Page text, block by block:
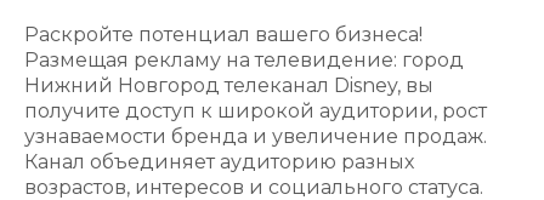
Раскройте потенциал вашего бизнеса!
Размещая рекламу на телевидение: город
Нижний Новгород телеканал Disney, вы
получите доступ к широкой аудитории, рост
узнаваемости бренда и увеличение продаж.
Канал объединяет аудиторию разных
возрастов, интересов и социального статуса.